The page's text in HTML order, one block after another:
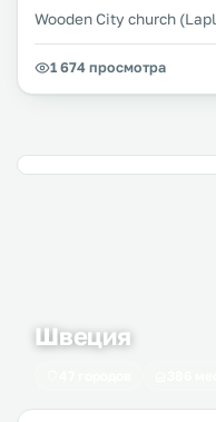
Wooden City church
1 674 просмотра
Швеция